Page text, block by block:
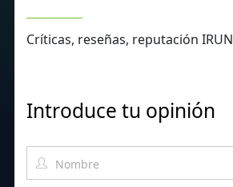
Críticas, reseñas, reputación IRUN
Introduce tu opinión